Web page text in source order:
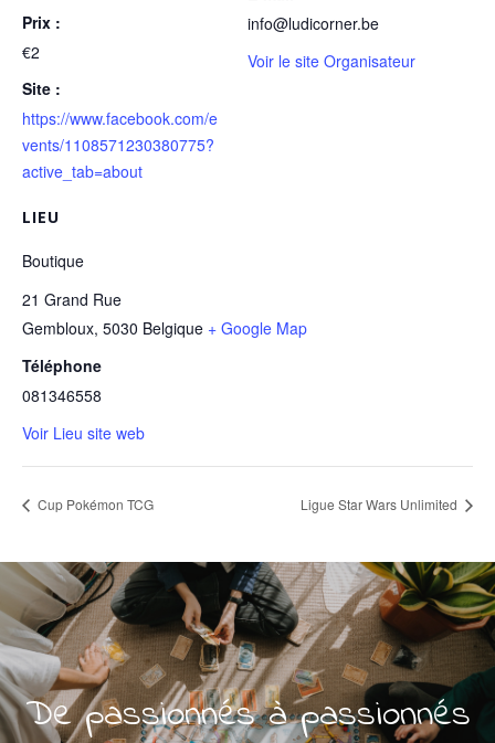
Prix :
€2
Site :
https://www.facebook.com/e
vents/1108571230380775?
active_tab=about
LIEU
Boutique
21 Grand Rue
Gembloux, 5030 Belgique + Google Map
Téléphone
081346558
Voir Lieu site web
info@ludicorner.be
Voir le site Organisateur
Cup Pokémon TCG Ligue Star Wars Unlimited
De passionnés à passionnés